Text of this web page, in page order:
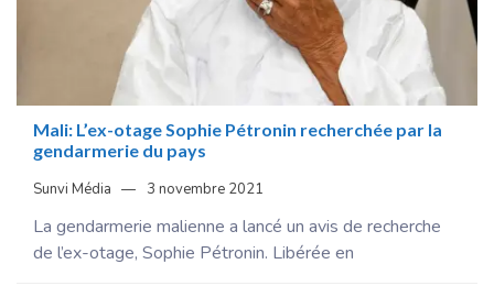
Mali: L’ex-otage Sophie Pétronin recherchée par la
gendarmerie du pays
Sunvi Média 3 novembre 2021
La gendarmerie malienne a lancé un avis de recherche
de l’ex-otage, Sophie Pétronin. Libérée en